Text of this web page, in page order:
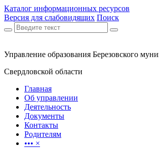
Каталог информационных ресурсов
Версия для слабовидящих Поиск
Управление образования Березовского
Свердловской области
Главная
Об управлении
Деятельность
Документы
Контакты
Родителям
••• ×